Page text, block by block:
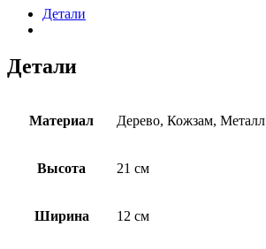
Детали
Детали
Материал Дерево, Кожзам, Металл
Высота 21 см
Ширина 12 см